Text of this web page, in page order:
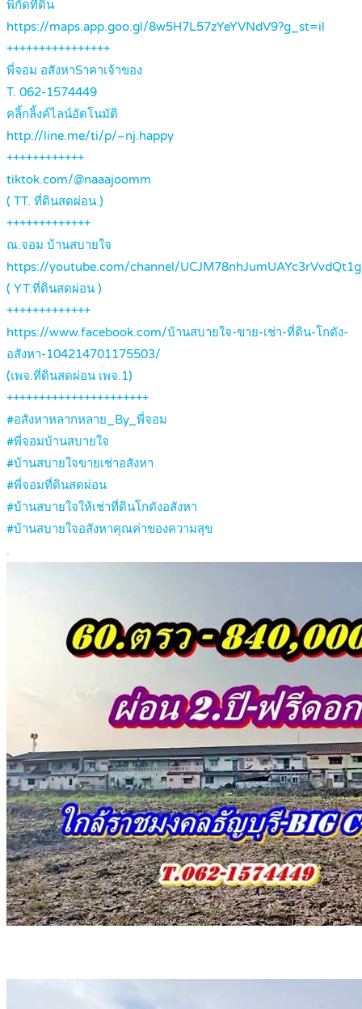
พิกัดที่ดิน
https://maps.app.goo.gl/8w5H7L57zYeYVNdV9?g_st=il
++++++++++++++++
พี่จอม อสังหาSาคาเจ้าของ
T. 062-1574449
คลิ้กลิ้งค์ไลน์อัตโนมัติ
http://line.me/ti/p/~nj.happy
++++++++++++
tiktok.com/@naaajoomm
( TT. ที่ดินสดผ่อน.)
+++++++++++++
ณ.จอม บ้านสบายใจ
https://youtube.com/channel/UCJM78nhJumUAYc3rVvdQt1g
( YT.ที่ดินสดผ่อน )
+++++++++++++
https://www.facebook.com/บ้านสบายใจ-ขาย-เช่า-ที่ดิน-โกดัง-
อสังหา-104214701175503/
(เพจ.ที่ดินสดผ่อน เพจ.1)
++++++++++++++++++++++
#อสังหาหลากหลาย_By_พี่จอม
#พี่จอมบ้านสบายใจ
#บ้านสบายใจขายเช่าอสังหา
#พี่จอมที่ดินสดผ่อน
#บ้านสบายใจให้เช่าที่ดินโกดังอสังหา
#บ้านสบายใจอสังหาคุณค่าของความสุข
.